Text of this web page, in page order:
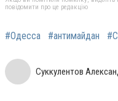
повідомити про це редакцію
#Одесса #антимайдан
Суккулентов